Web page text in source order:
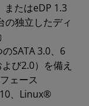
たはeDP 1.3
の独立したディ
SATA 3.0、6
び2.0）を備え
ェース
、Linux®